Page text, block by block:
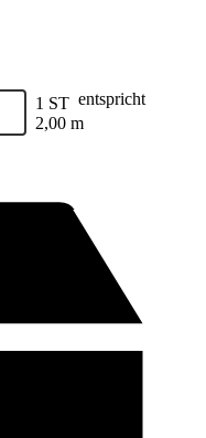
1 ST entspricht
2,00 m